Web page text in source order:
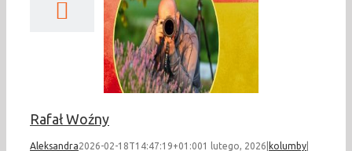
Rafał Woźny
Aleksandra2026-02-18T14:47:19+01:001 lutego, 2026 kolumby